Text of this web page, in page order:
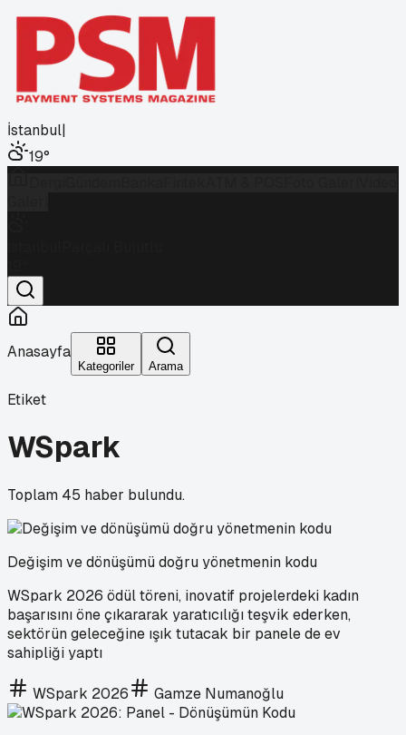
İstanbul|
19°
Anasayfa
Kategoriler Arama
Etiket
WSpark
Toplam 45 haber bulundu.
Değişim ve dönüşümü doğru yönetmenin kodu
WSpark 2026 ödül töreni, inovatif projelerdeki kadın
başarısını öne çıkararak yaratıcılığı teşvik ederken,
sektörün geleceğine ışık tutacak bir panele de ev
sahipliği yaptı
WSpark 2026 Gamze Numanoğlu